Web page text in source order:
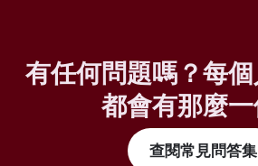
有任何問題嗎？每
都會有那麼一
查閱常見問答集